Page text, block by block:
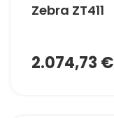
Zebra ZT411
2.074,73 €